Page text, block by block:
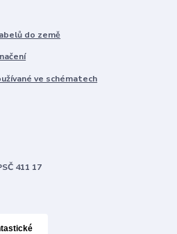
do země
ve schématech
411 17